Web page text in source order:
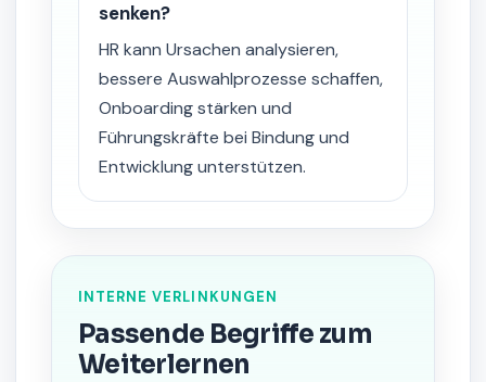
senken?
HR kann Ursachen analysieren,
bessere Auswahlprozesse schaffen,
Onboarding stärken und
Führungskräfte bei Bindung und
Entwicklung unterstützen.
INTERNE VERLINKUNGEN
Passende Begriffe zum
Weiterlernen